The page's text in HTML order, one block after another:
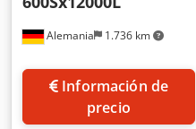
Alemania 1.736 km
Información de
precio